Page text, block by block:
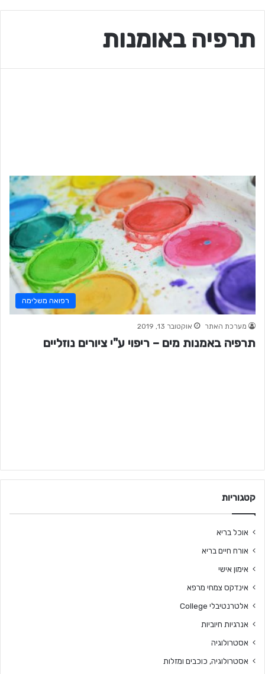
תרפיה באומנות
רפואה משלימה
מערכת האתר אוקטובר 13, 2019
תרפיה באמנות מים – ריפוי ע"י ציורים נוזליים
קטגוריות
אוכל בריא
אורח חיים בריא
אימון אישי
אינדקס צמחי מרפא
אלטרנטיבלי College
אנרגיות חיוביות
אסטרולוגיה
אסטרולוגיה, כוכבים ומזלות